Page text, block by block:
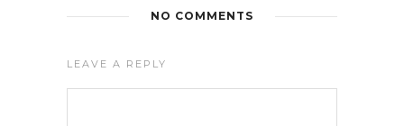
NO COMMENTS
LEAVE A REPLY